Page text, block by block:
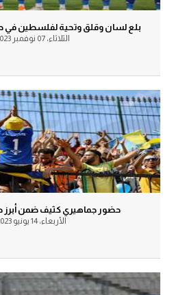
بطولات
الدوري المصري
الدوري الإنجليزي الممتاز
الدوري الإسباني
الدوري الإيطالي
الدوري التركي
كل البطولات
بلع لسان وقلق وتحية لفلسطين في
الثلاثاء، 07 نوفمبر 2023 - 20:07
حضور جماهيري كثيف ضمن أبرز
الأربعاء، 14 يونيو 2023 - 17:56